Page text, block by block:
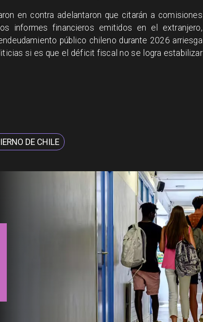
en contra adelantaron que citarán a comisiones
informes financieros emitidos en el extranjero,
público chileno durante 2026 arriesga
si es que el déficit fiscal no se logra estabilizar
DE CHILE